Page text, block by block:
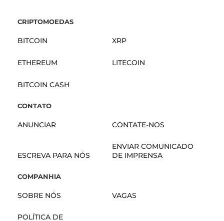
CRIPTOMOEDAS
BITCOIN XRP
ETHEREUM LITECOIN
BITCOIN CASH
CONTATO
ANUNCIAR CONTATE-NOS
ESCREVA PARA NÓS
ENVIAR COMUNICADO
DE IMPRENSA
COMPANHIA
SOBRE NÓS VAGAS
POLÍTICA DE